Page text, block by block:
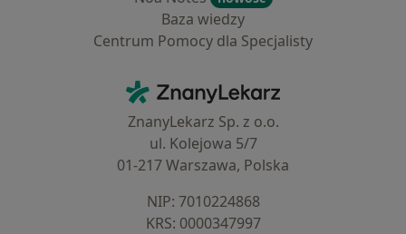
Baza wiedzy
Centrum Pomocy dla Specjalisty
ZnanyLekarz - Strona główna
ZnanyLekarz Sp. z o.o.
ul. Kolejowa 5/7
01-217 Warszawa, Polska
NIP: ⁠7010224868
KRS: ⁠0000347997